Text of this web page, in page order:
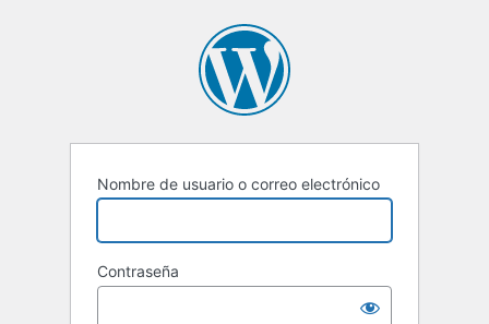
Nombre de usuario o correo electrónico
Contraseña